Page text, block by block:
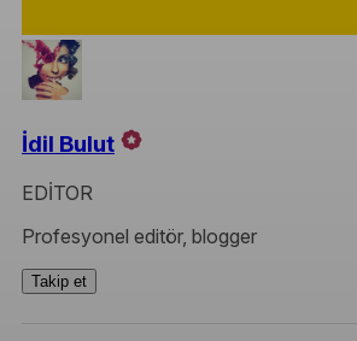
İdil Bulut
EDİTOR
Profesyonel editör, blogger
Takip et